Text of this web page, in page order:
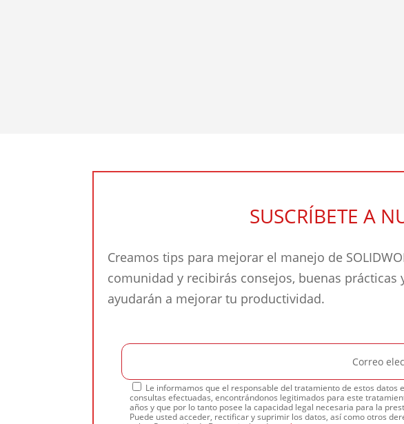
SUSCRÍBETE A
Creamos tips para mejorar el manejo de
comunidad y recibirás consejos, buenas prácticas
ayudarán a mejorar tu productividad.
Le informamos que el responsable del tratamiento de estos datos
consultas efectuadas, encontrándonos legitimados para este
años y que por lo tanto posee la capacidad legal necesaria para la
Puede usted acceder, rectificar y suprimir los datos, así como otros